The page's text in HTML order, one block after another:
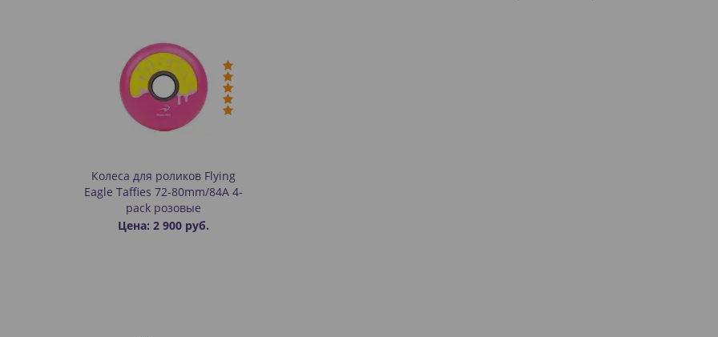
Колеса для роликов Flying
Eagle Taffies 72-80mm/84A 4-
pack розовые
Цена: 2 900 руб.